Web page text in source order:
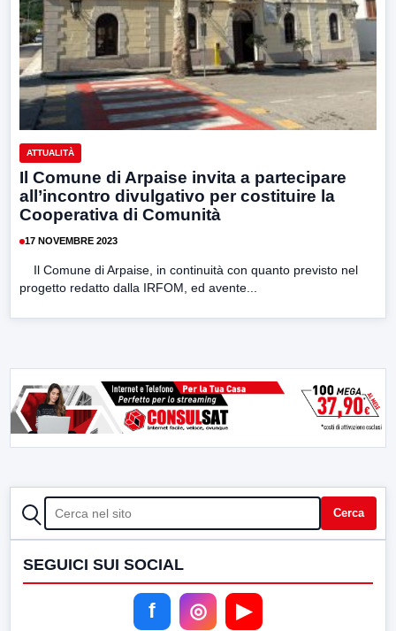
ATTUALITÀ
Il Comune di Arpaise invita a partecipare
all’incontro divulgativo per costituire la
Cooperativa di Comunità
17 NOVEMBRE 2023
Il Comune di Arpaise, in continuità con quanto previsto nel
progetto redatto dalla IRFOM, ed avente...
CERCA Cerca
SEGUICI SUI SOCIAL
f ◎ ▶